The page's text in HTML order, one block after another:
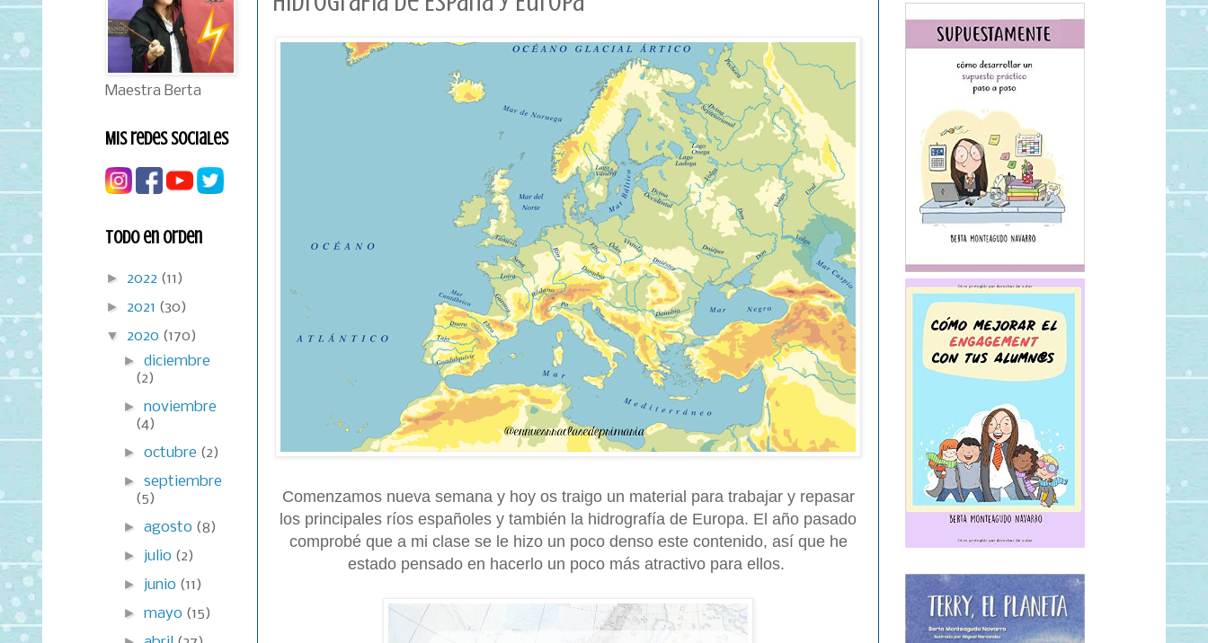
Comenzamos nueva semana y hoy os traigo un material para trabajar y repasar
los principales ríos españoles y también la hidrografía de Europa. El año pasado
comprobé que a mi clase se le hizo un poco denso este contenido, así que he
estado pensado en hacerlo un poco más atractivo para ellos.
Maestra Berta
Mis redes sociales
Todo en orden
► 2022 (11)
► 2021 (30)
▼ 2020 (170)
►diciembre
(2)
►noviembre
(4)
►octubre (2)
►septiembre
(5)
►agosto (8)
► julio (2)
► junio (11)
►mayo (15)